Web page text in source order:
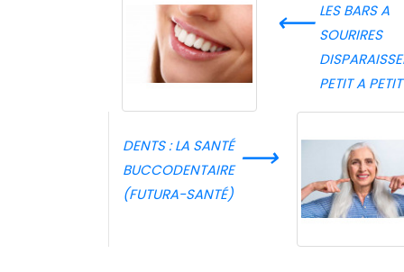
⟵ LES BARS A
SOURIRES
PETIT A PETIT
DENTS : LA SANTÉ
BUCCODENTAIRE
(FUTURA-SANTÉ)
⟶